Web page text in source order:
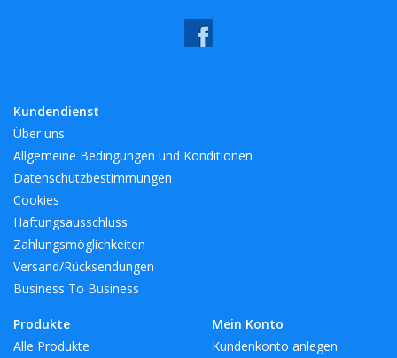
Kundendienst
Über uns
Allgemeine Bedingungen und Konditionen
Datenschutzbestimmungen
Cookies
Haftungsausschluss
Zahlungsmöglichkeiten
Versand/Rücksendungen
Business To Business
Produkte
Alle Produkte
Mein Konto
Kundenkonto anlegen